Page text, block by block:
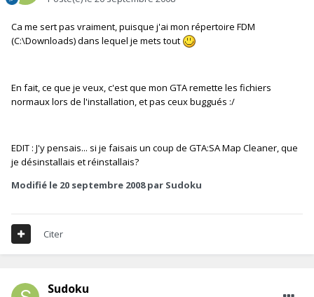
Ca me sert pas vraiment, puisque j'ai mon répertoire FDM
(C:\Downloads) dans lequel je mets tout
En fait, ce que je veux, c'est que mon GTA remette les fichiers
normaux lors de l'installation, et pas ceux buggués :/
EDIT : J'y pensais... si je faisais un coup de GTA:SA Map Cleaner, que
je désinstallais et réinstallais?
Modifié le 20 septembre 2008par Sudoku
Citer
Sudoku